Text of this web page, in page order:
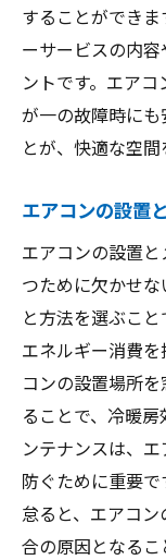
することができ
ーサービスの内
ントです。エア
が一の故障時に
とが、快適な空間
エアコンの設置
エアコンの設置
つために欠かせ
と方法を選ぶこ
エネルギー消費
コンの設置場所
ることで、冷暖
ンテナンスは、
防ぐために重要
怠ると、エアコ
合の原因となる